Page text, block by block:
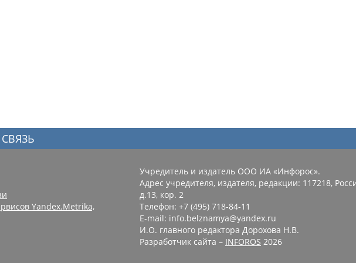
Yandex.Metrika,
Учредитель и издатель ООО ИА «Инфорос».
Адрес учредителя, издателя, редакции: 117218,
д.13, кор. 2
Телефон: +7 (495) 718-84-11
E-mail: info.belznamya@yandex.ru
И.О. главного редактора Дорохова Н.В.
Разработчик сайта – INFOROS 2026